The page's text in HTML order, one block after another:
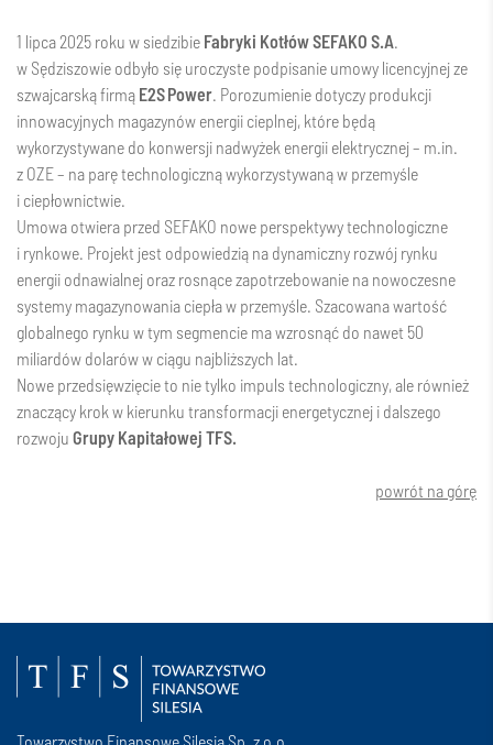
1 lipca 2025 roku w siedzibie Fabryki Kotłów SEFAKO S.A.
w Sędziszowie odbyło się uroczyste podpisanie umowy licencyjnej ze
szwajcarską firmą E2S Power. Porozumienie dotyczy produkcji
innowacyjnych magazynów energii cieplnej, które będą
wykorzystywane do konwersji nadwyżek energii elektrycznej – m.in.
z OZE – na parę technologiczną wykorzystywaną w przemyśle
i ciepłownictwie.
Umowa otwiera przed SEFAKO nowe perspektywy technologiczne
i rynkowe. Projekt jest odpowiedzią na dynamiczny rozwój rynku
energii odnawialnej oraz rosnące zapotrzebowanie na nowoczesne
systemy magazynowania ciepła w przemyśle. Szacowana wartość
globalnego rynku w tym segmencie ma wzrosnąć do nawet 50
miliardów dolarów w ciągu najbliższych lat.
Nowe przedsięwzięcie to nie tylko impuls technologiczny, ale również
znaczący krok w kierunku transformacji energetycznej i dalszego
rozwoju Grupy Kapitałowej TFS.
powrót na górę